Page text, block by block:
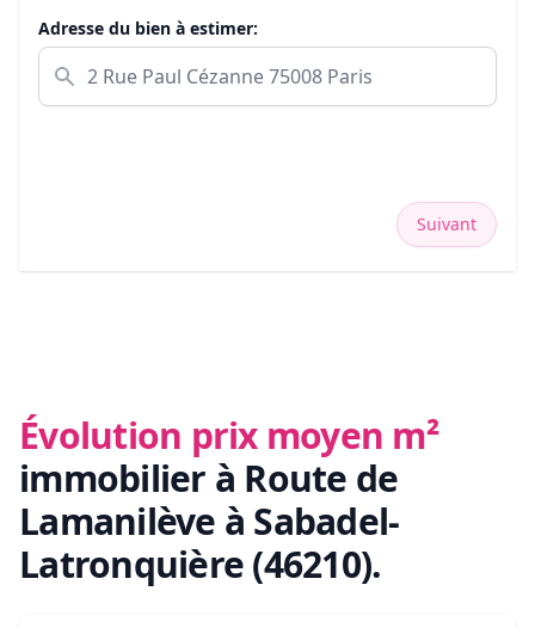
Adresse du bien à estimer:
Suivant
Évolution prix moyen m²
immobilier à Route de
Lamanilève à Sabadel-
Latronquière (46210).